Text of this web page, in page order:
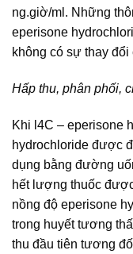
ng.giờ/ml. Những
eperisone
không có sự thay
Hấp thu, phân phối,
Khi l4C – eperisone
hydrochloride được
dụng bằng đường
hết lượng thuốc
nồng độ eperisone
trong huyết tương
thu đầu tiên tương